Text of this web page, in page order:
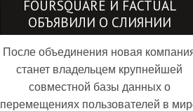
FOURSQUARE И FACTUAL
ОБЪЯВИЛИ О СЛИЯНИИ
После объединения новая
станет владельцем крупнейшей
совместной базы данных о
перемещениях пользователей в